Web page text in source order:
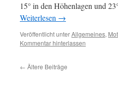
15° in den Höhenlagen und
Weiterlesen →
Veröffentlicht unterAllgemeines,
Kommentar hinterlassen
← Ältere Beiträge